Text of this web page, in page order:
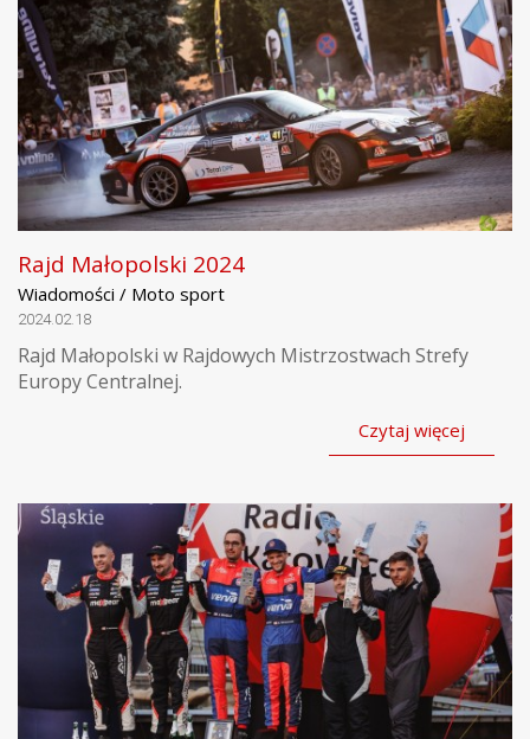
Rajd Małopolski 2024
Wiadomości / Moto sport
2024.02.18
Rajd Małopolski w Rajdowych Mistrzostwach Strefy
Europy Centralnej.
Czytaj więcej